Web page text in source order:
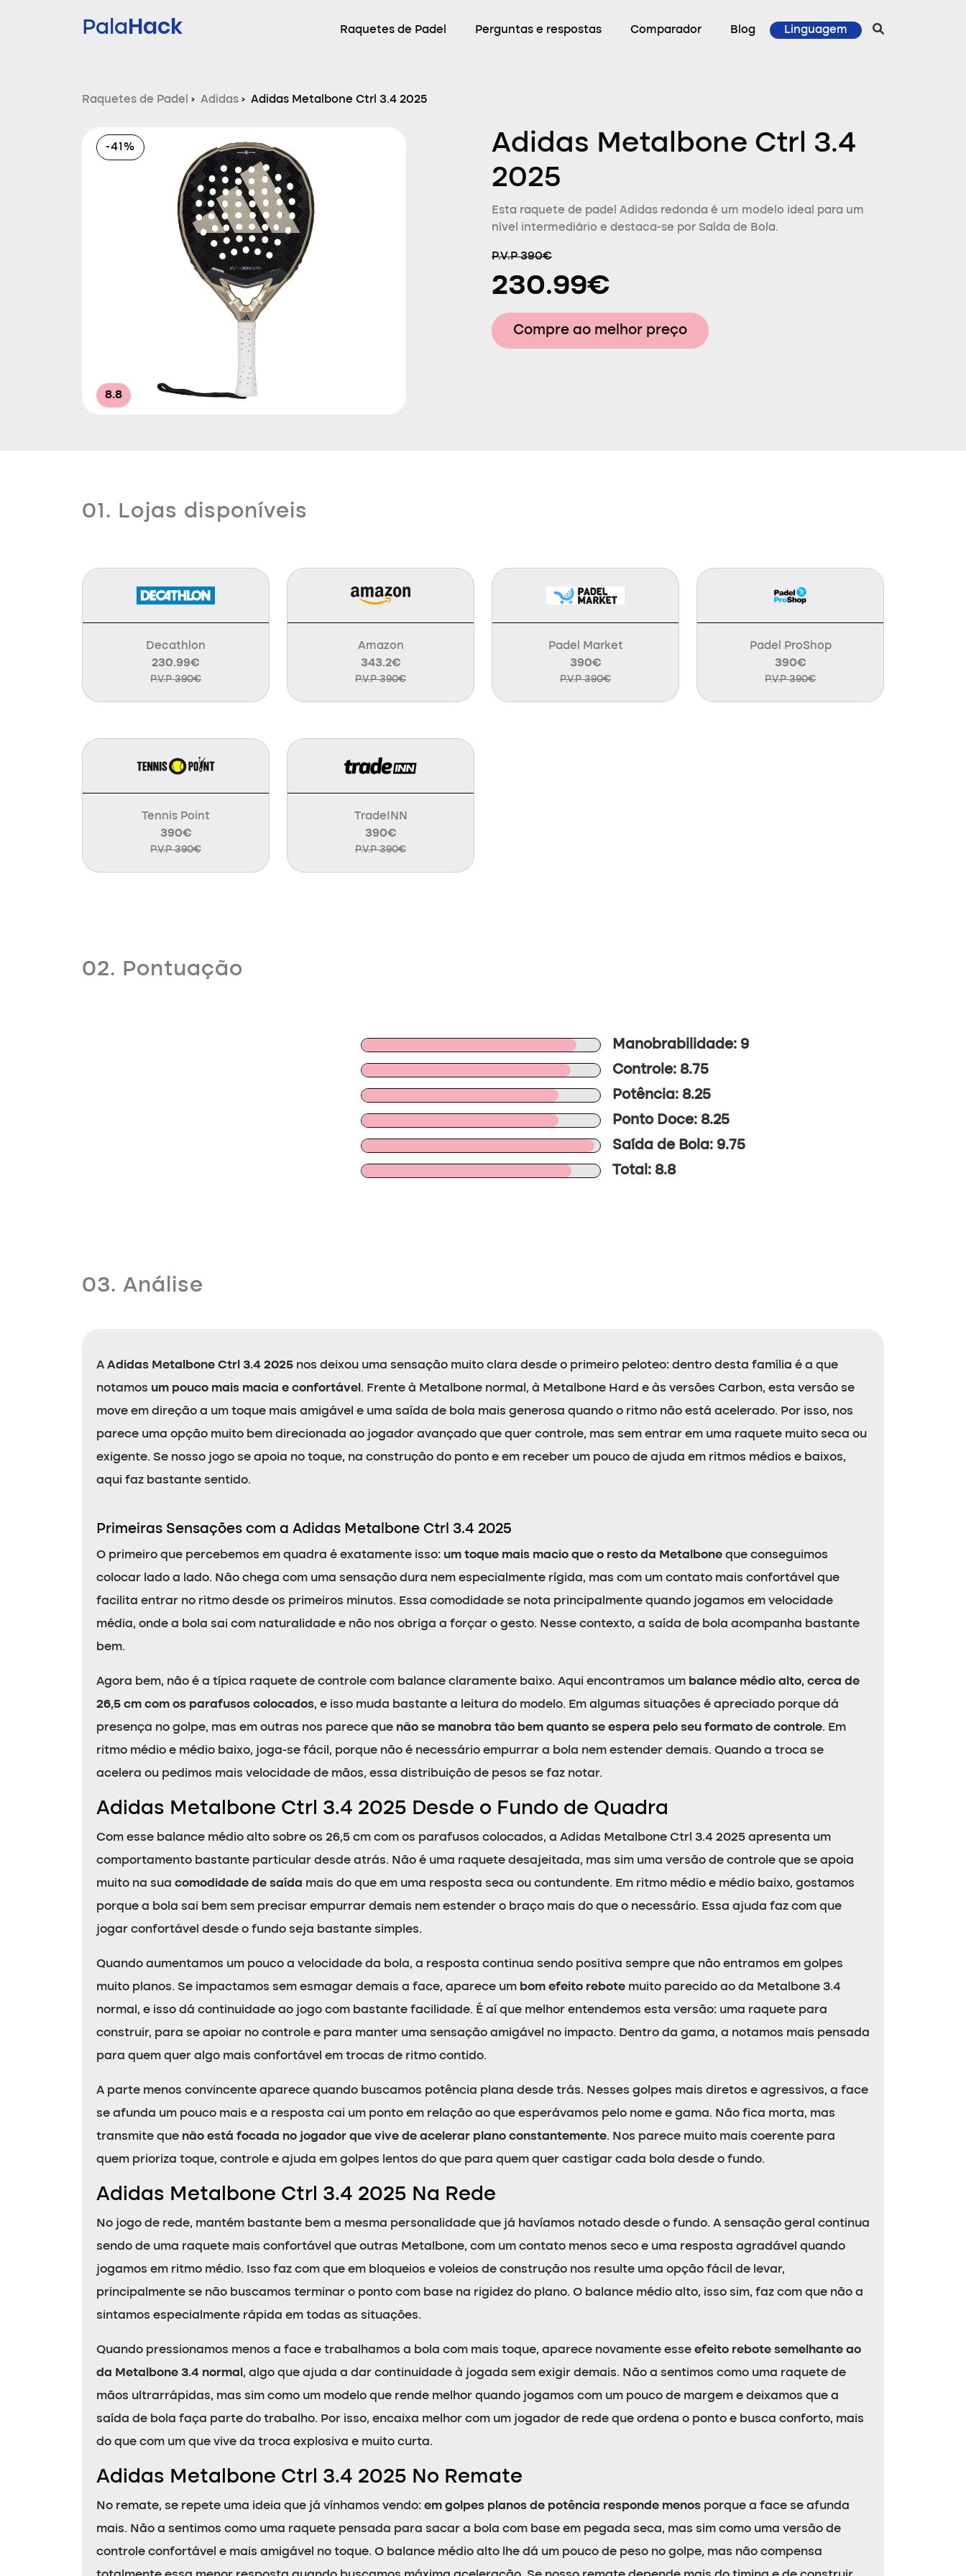
PalaHack Raquetes de Padel Perguntas e respostas Comparador Blog Linguagem
Raquetes de Padel › Adidas › Adidas Metalbone Ctrl 3.4 2025
-41%
8.8
Adidas Metalbone Ctrl 3.4
2025
Esta raquete de padel Adidas redonda é um modelo ideal para um
nível intermediário e destaca-se por Saída de Bola.
P.V.P 390€
230.99€
Compre ao melhor preço
01. Lojas disponíveis
Decathlon
230.99€
P.V.P 390€
Amazon
343.2€
P.V.P 390€
Padel Market
390€
P.V.P 390€
Padel ProShop
390€
P.V.P 390€
Tennis Point
390€
P.V.P 390€
TradeINN
390€
P.V.P 390€
02. Pontuação
Manobrabilidade: 9
Controle: 8.75
Potência: 8.25
Ponto Doce: 8.25
Saída de Bola: 9.75
Total: 8.8
03. Análise
A Adidas Metalbone Ctrl 3.4 2025 nos deixou uma sensação muito clara desde o primeiro peloteo: dentro desta família é a que
notamos um pouco mais macia e confortável . Frente à Metalbone normal, à Metalbone Hard e às versões Carbon, esta versão se
move em direção a um toque mais amigável e uma saída de bola mais generosa quando o ritmo não está acelerado. Por isso, nos
parece uma opção muito bem direcionada ao jogador avançado que quer controle, mas sem entrar em uma raquete muito seca ou
exigente. Se nosso jogo se apoia no toque, na construção do ponto e em receber um pouco de ajuda em ritmos médios e baixos,
aqui faz bastante sentido.
Primeiras Sensações com a Adidas Metalbone Ctrl 3.4 2025
O primeiro que percebemos em quadra é exatamente isso: um toque mais macio que o resto da Metalbone que conseguimos
colocar lado a lado. Não chega com uma sensação dura nem especialmente rígida, mas com um contato mais confortável que
facilita entrar no ritmo desde os primeiros minutos. Essa comodidade se nota principalmente quando jogamos em velocidade
média, onde a bola sai com naturalidade e não nos obriga a forçar o gesto. Nesse contexto, a saída de bola acompanha bastante
bem.
Agora bem, não é a típica raquete de controle com balance claramente baixo. Aqui encontramos um balance médio alto, cerca de
26,5 cm com os parafusos colocados, e isso muda bastante a leitura do modelo. Em algumas situações é apreciado porque dá
presença no golpe, mas em outras nos parece que não se manobra tão bem quanto se espera pelo seu formato de controle. Em
ritmo médio e médio baixo, joga-se fácil, porque não é necessário empurrar a bola nem estender demais. Quando a troca se
acelera ou pedimos mais velocidade de mãos, essa distribuição de pesos se faz notar.
Adidas Metalbone Ctrl 3.4 2025 Desde o Fundo de Quadra
Com esse balance médio alto sobre os 26,5 cm com os parafusos colocados, a Adidas Metalbone Ctrl 3.4 2025 apresenta um
comportamento bastante particular desde atrás. Não é uma raquete desajeitada, mas sim uma versão de controle que se apoia
muito na sua comodidade de saída mais do que em uma resposta seca ou contundente. Em ritmo médio e médio baixo, gostamos
porque a bola sai bem sem precisar empurrar demais nem estender o braço mais do que o necessário. Essa ajuda faz com que
jogar confortável desde o fundo seja bastante simples.
Quando aumentamos um pouco a velocidade da bola, a resposta continua sendo positiva sempre que não entramos em golpes
muito planos. Se impactamos sem esmagar demais a face, aparece um bom efeito rebote muito parecido ao da Metalbone 3.4
normal, e isso dá continuidade ao jogo com bastante facilidade. É aí que melhor entendemos esta versão: uma raquete para
construir, para se apoiar no controle e para manter uma sensação amigável no impacto. Dentro da gama, a notamos mais pensada
para quem quer algo mais confortável em trocas de ritmo contido.
A parte menos convincente aparece quando buscamos potência plana desde trás. Nesses golpes mais diretos e agressivos, a face
se afunda um pouco mais e a resposta cai um ponto em relação ao que esperávamos pelo nome e gama. Não fica morta, mas
transmite que não está focada no jogador que vive de acelerar plano constantemente. Nos parece muito mais coerente para
quem prioriza toque, controle e ajuda em golpes lentos do que para quem quer castigar cada bola desde o fundo.
Adidas Metalbone Ctrl 3.4 2025 Na Rede
No jogo de rede, mantém bastante bem a mesma personalidade que já havíamos notado desde o fundo. A sensação geral continua
sendo de uma raquete mais confortável que outras Metalbone, com um contato menos seco e uma resposta agradável quando
jogamos em ritmo médio. Isso faz com que em bloqueios e voleios de construção nos resulte uma opção fácil de levar,
principalmente se não buscamos terminar o ponto com base na rigidez do plano. O balance médio alto, isso sim, faz com que não a
sintamos especialmente rápida em todas as situações.
Quando pressionamos menos a face e trabalhamos a bola com mais toque, aparece novamente esse efeito rebote semelhante ao
da Metalbone 3.4 normal , algo que ajuda a dar continuidade à jogada sem exigir demais. Não a sentimos como uma raquete de
mãos ultrarrápidas, mas sim como um modelo que rende melhor quando jogamos com um pouco de margem e deixamos que a
saída de bola faça parte do trabalho. Por isso, encaixa melhor com um jogador de rede que ordena o ponto e busca conforto, mais
do que com um que vive da troca explosiva e muito curta.
Adidas Metalbone Ctrl 3.4 2025 No Remate
No remate, se repete uma ideia que já vínhamos vendo: em golpes planos de potência responde menos porque a face se afunda
mais. Não a sentimos como uma raquete pensada para sacar a bola com base em pegada seca, mas sim como uma versão de
controle confortável e mais amigável no toque. O balance médio alto lhe dá um pouco de peso no golpe, mas não compensa